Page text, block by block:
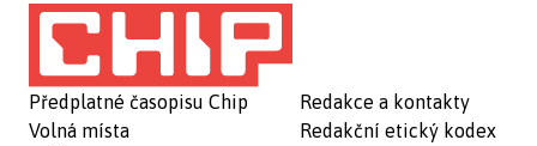
Předplatné časopisu Chip
Volná místa
Redakce a kontakty
Redakční etický kodex